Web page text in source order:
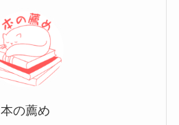
本の薦め